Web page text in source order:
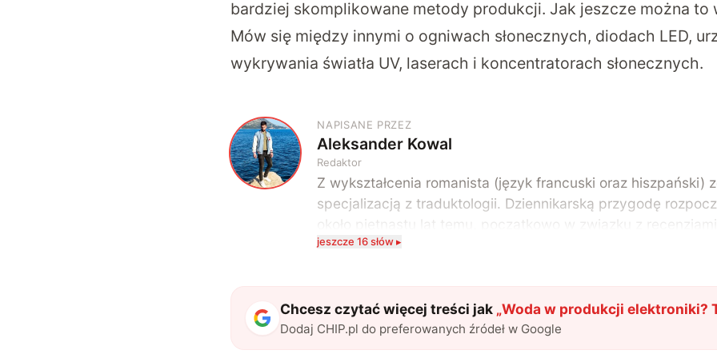
bardziej skomplikowane metody produkcji. Jak jeszcze można to
Mów się między innymi o ogniwach słonecznych, diodach LED,
wykrywania światła UV, laserach i koncentratorach słonecznych.
A
NAPISANE PRZEZ
Aleksander Kowal
Redaktor
Z wykształcenia romanista (język francuski oraz hiszpański)
specjalizacją z traduktologii. Dziennikarską przygodę
około piętnastu lat temu, początkowo w związku z recenzjami
komputerowych i filmów. Obecnie publikuję zdecydowanie
uwielbiam podróżować, śledzić kinowe i książkowe nowości,
także uprawiać oraz oglądać sport.
jeszcze 16 słów ▸
Chcesz czytać więcej treści jak „Woda w produkcji elektroniki?
Dodaj CHIP.pl do preferowanych źródeł w Google